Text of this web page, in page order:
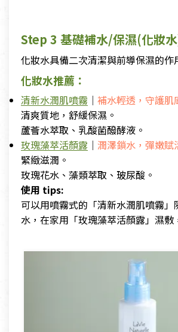
Step 3 基礎補水/保濕(化妝
化妝水具備二次清潔與前導保濕的作
化妝水推薦：
清新水潤肌噴霧 ｜ 補水輕透，守護肌
清爽質地，舒緩保濕。
蘆薈水萃取、乳酸菌醱酵液。
玫瑰藻萃活顏露 ｜ 潤澤鎖水，彈嫩賦
緊緻滋潤。
玫瑰花水、藻類萃取、玻尿酸。
使用 tips:
可以用噴霧式的「清新水潤肌噴霧」
水，在家用「玫瑰藻萃活顏露」濕敷